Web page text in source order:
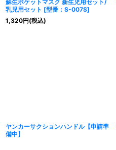
蘇生ポケットマスク 新生児用セット/
乳児用セット [型番：S-007S]
1,320円(税込)
ヤンカーサクションハンドル【申請準
備中】